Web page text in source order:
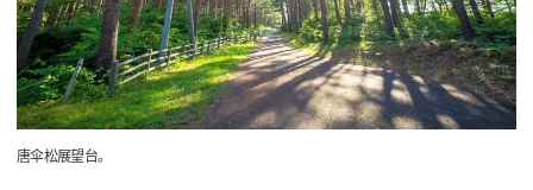
唐伞松展望台。